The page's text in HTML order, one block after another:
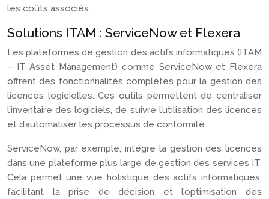
les coûts associés.
Solutions ITAM : ServiceNow et Flexera
Les plateformes de gestion des actifs informatiques (ITAM
– IT Asset Management) comme ServiceNow et Flexera
offrent des fonctionnalités complètes pour la gestion des
licences logicielles. Ces outils permettent de centraliser
l’inventaire des logiciels, de suivre l’utilisation des licences
et d’automatiser les processus de conformité.
ServiceNow, par exemple, intègre la gestion des licences
dans une plateforme plus large de gestion des services IT.
Cela permet une vue holistique des actifs informatiques,
facilitant la prise de décision et l’optimisation des